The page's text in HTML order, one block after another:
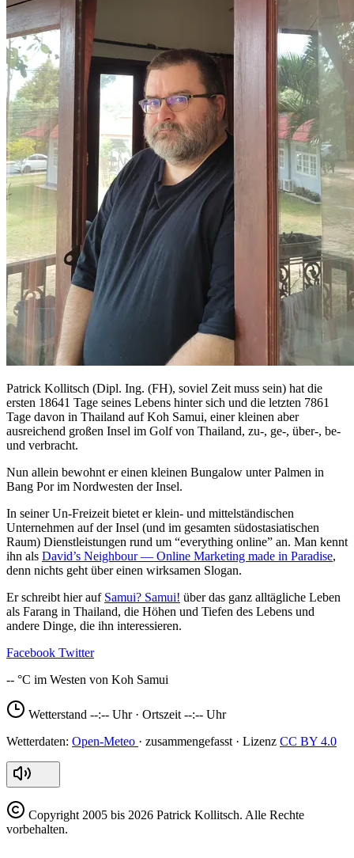
Patrick Kollitsch (Dipl. Ing. (FH), soviel Zeit muss sein) hat die
ersten 18641 Tage seines Lebens hinter sich und die letzten 7861
Tage davon in Thailand auf Koh Samui, einer kleinen aber
ausreichend großen Insel im Golf von Thailand, zu-, ge-, über-, be-
und verbracht.
Nun allein bewohnt er einen kleinen Bungalow unter Palmen in
Bang Por im Nordwesten der Insel.
In seiner Un-Freizeit bietet er klein- und mittelständischen
Unternehmen auf der Insel (und im gesamten südostasiatischen
Raum) Dienstleistungen rund um “everything online” an. Man kennt
ihn als David’s Neighbour — Online Marketing made in Paradise,
denn nichts geht über einen wirksamen Slogan.
Er schreibt hier auf Samui? Samui! über das ganz alltägliche Leben
als Farang in Thailand, die Höhen und Tiefen des Lebens und
andere Dinge, die ihn interessieren.
Facebook Twitter
--
Wetterstand --:-- Uhr · Ortszeit --:-- Uhr
Open-Meteo
CC BY 4.0
Copyright 2005 bis 2026 Patrick Kollitsch. Alle Rechte
vorbehalten.